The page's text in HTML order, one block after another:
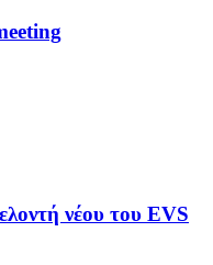
νέου του EVS